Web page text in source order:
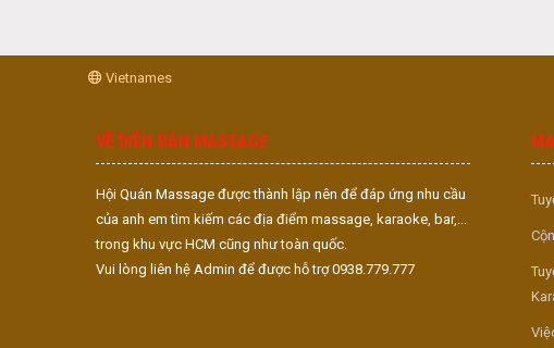
Vietnames
VỀ DIỄN ĐÀN MASSAGE
Hội Quán Massage được thành lập nên để đáp ứng nhu cầu
của anh em tìm kiếm các địa điểm massage, karaoke, bar,...
trong khu vực HCM cũng như toàn quốc.
Vui lòng liên hệ Admin để được hỗ trợ 0938.779.777